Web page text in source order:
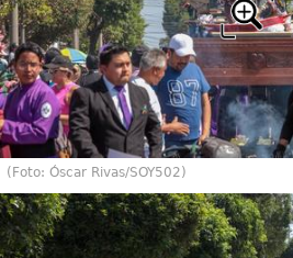
(Foto: Óscar Rivas/SOY502)